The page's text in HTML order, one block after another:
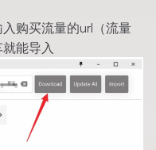
入购买流量的url（流量
能导入